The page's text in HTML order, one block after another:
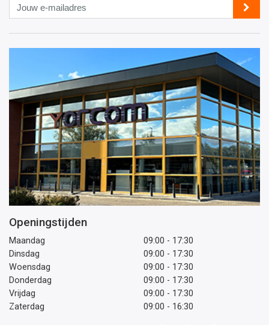
Jouw
e-
mailadres
Openingstijden
Maandag
09:00 - 17:30
Dinsdag
09:00 - 17:30
Woensdag
09:00 - 17:30
Donderdag
09:00 - 17:30
Vrijdag
09:00 - 17:30
Zaterdag
09:00 - 16:30